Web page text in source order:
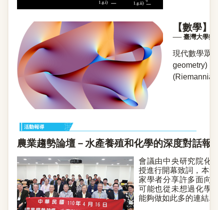
【數學
── 臺灣大學數
現代數學眾
geometry)，
農業趨勢論壇－水產養殖和化學的深度對話報
會議由中央研究院化
授進行開幕致詞，本
家學者分享許多面向
可能也從未想過化學
能夠做如此多的連結...